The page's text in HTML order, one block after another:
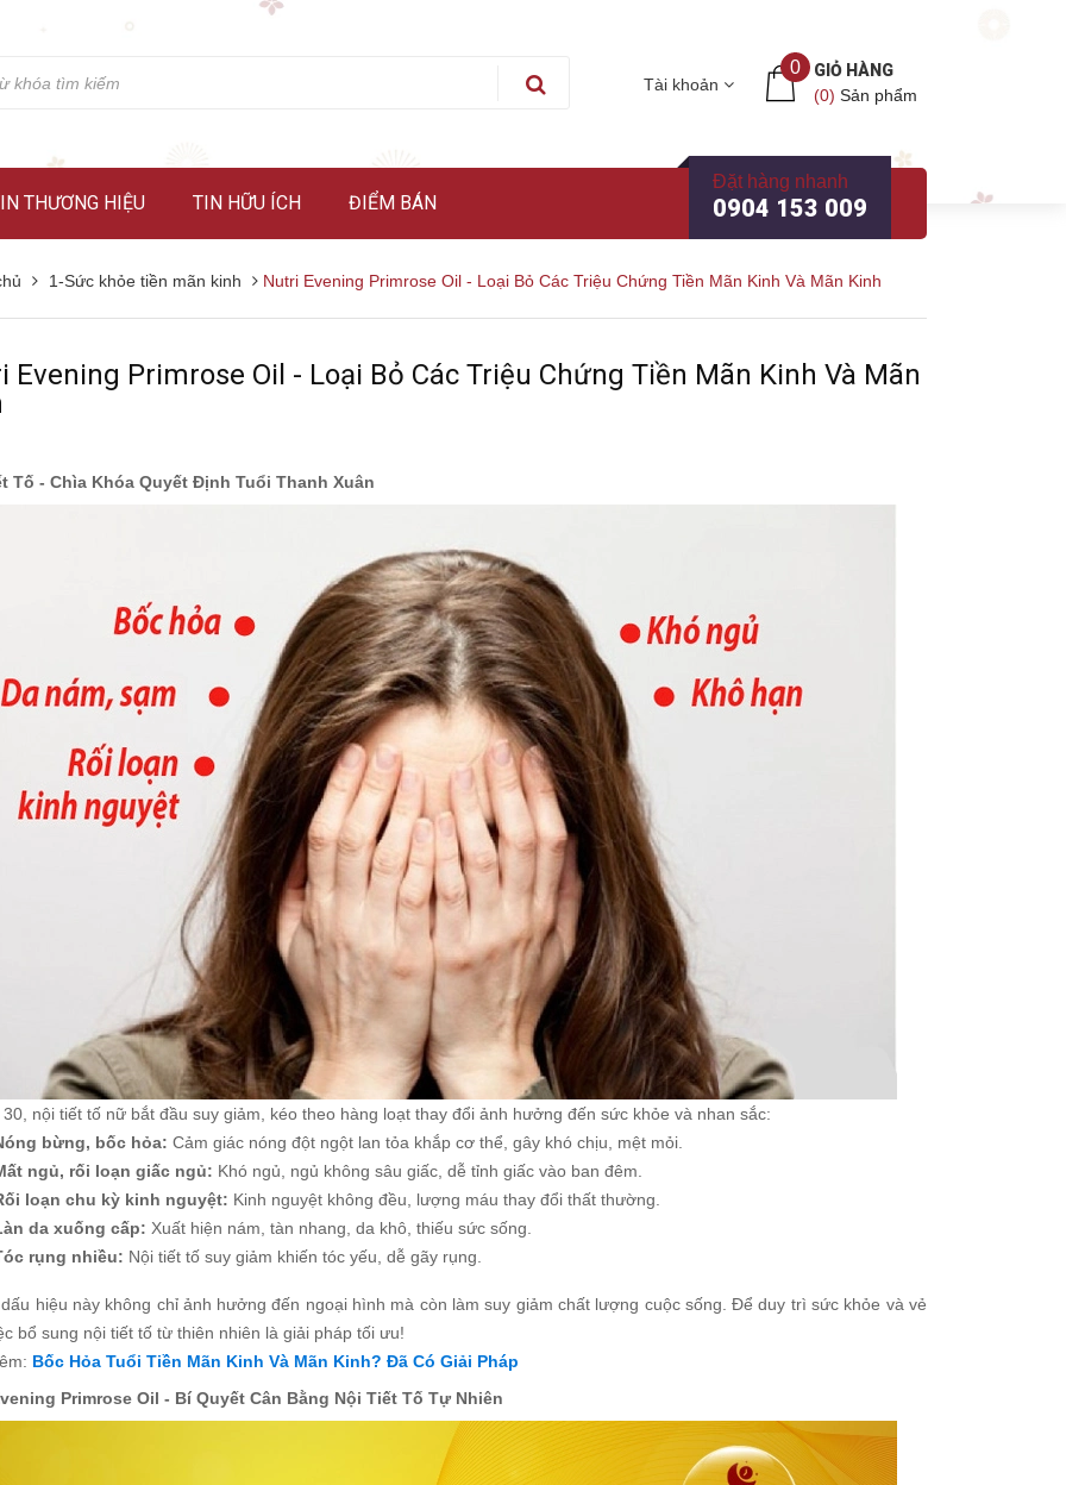
Tài khoản
0
GIỎ HÀNG
(0) Sản phẩm
THƯƠNG HIỆU TIN HỮU ÍCH ĐIỂM BÁN
Đặt hàng nhanh
0904 153 009
1-Sức khỏe tiền mãn kinh Nutri Evening Primrose Oil - Loại Bỏ Các Triệu Chứng Tiền Mãn Kinh Và Mãn Kinh
Evening Primrose Oil - Loại Bỏ Các Triệu Chứng Tiền Mãn Kinh Và Mãn
Tố - Chìa Khóa Quyết Định Tuổi Thanh Xuân
nội tiết tố nữ bắt đầu suy giảm, kéo theo hàng loạt thay đổi ảnh hưởng đến sức khỏe và nhan sắc:
bừng, bốc hỏa: Cảm giác nóng đột ngột lan tỏa khắp cơ thể, gây khó chịu, mệt mỏi.
ngủ, rối loạn giấc ngủ: Khó ngủ, ngủ không sâu giấc, dễ tỉnh giấc vào ban đêm.
loạn chu kỳ kinh nguyệt: Kinh nguyệt không đều, lượng máu thay đổi thất thường.
da xuống cấp: Xuất hiện nám, tàn nhang, da khô, thiếu sức sống.
rụng nhiều: Nội tiết tố suy giảm khiến tóc yếu, dễ gãy rụng.
hiệu này không chỉ ảnh hưởng đến ngoại hình mà còn làm suy giảm chất lượng cuộc sống. Để duy trì sức khỏe và vẻ
bổ sung nội tiết tố từ thiên nhiên là giải pháp tối ưu!
Bốc Hỏa Tuổi Tiền Mãn Kinh Và Mãn Kinh? Đã Có Giải Pháp
Primrose Oil - Bí Quyết Cân Bằng Nội Tiết Tố Tự Nhiên